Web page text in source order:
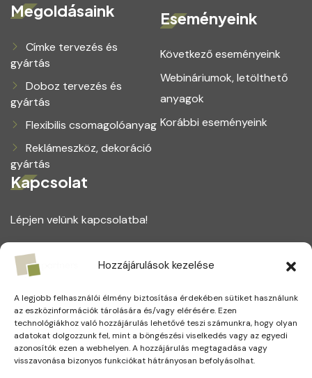
Hozzájárulások kezelése
A legjobb felhasználói élmény biztosítása érdekében sütiket használunk
az eszközinformációk tárolására és/vagy elérésére. Ezen
technológiákhoz való hozzájárulás lehetővé teszi számunkra, hogy olyan
adatokat dolgozzunk fel, mint a böngészési viselkedés vagy az egyedi
azonosítók ezen a webhelyen. A hozzájárulás megtagadása vagy
visszavonása bizonyos funkciókat hátrányosan befolyásolhat.
Megoldásaink
Címke tervezés és
gyártás
Doboz tervezés és
gyártás
Flexibilis csomagolóanyag
Reklámeszköz, dekoráció
gyártás
Eseményeink
Következő eseményeink
Webináriumok, letölthető
anyagok
Korábbi eseményeink
Kapcsolat
Lépjen velünk kapcsolatba!
1164 Budapest, Magtár utca 75.
+(36) 1 221 5123
info@partners.hu
Social Media